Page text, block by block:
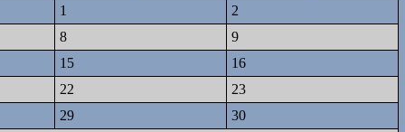
1
2
8
9
15
16
22
23
29 30